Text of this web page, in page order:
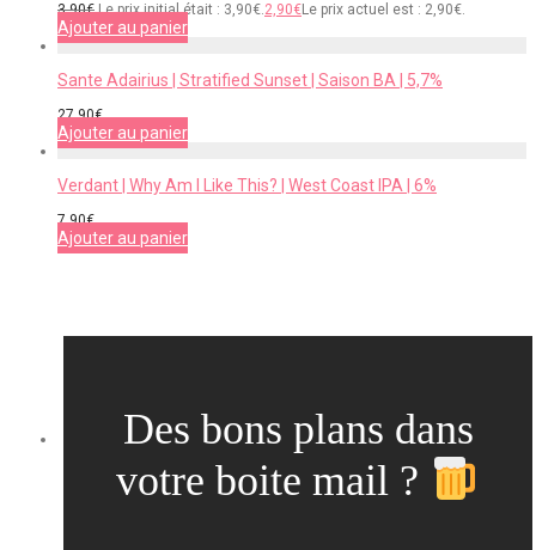
3,90€ Le prix initial était : 3,90€.2,90€Le prix actuel est : 2,90€.
Ajouter au panier
Sante Adairius | Stratified Sunset | Saison BA | 5,7%
27,90€
Ajouter au panier
Verdant | Why Am I Like This? | West Coast IPA | 6%
7,90€
Ajouter au panier
Des bons plans dans
votre boite mail ?